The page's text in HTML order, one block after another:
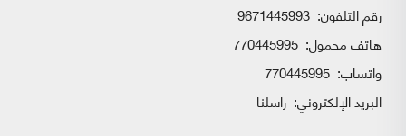
رقم التلفون: 9671445993
هاتف محمول: 770445995
واتساب:
البريد الإلكتروني: راسلنا